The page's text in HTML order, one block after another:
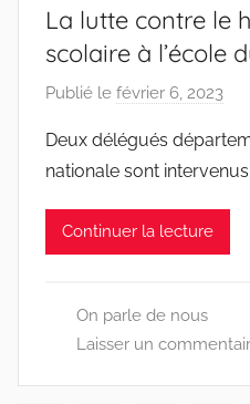
La lutte contre le
scolaire à l’école
Publié le février 6, 2023
r
D
D
0
Deux délégués
nationale sont intervenus
Continuer la lecture
On parle de nous
Laisser un